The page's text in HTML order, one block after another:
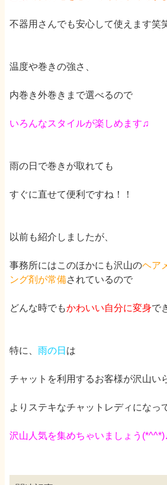
不器用さんでも安心して使えます笑
温度や巻きの強さ、
内巻き外巻き まで選べるので
いろんなスタイルが楽しめます♫
雨の日で巻きが取れても
すぐに直せて便利ですね！！
以前も紹介しましたが、
事務所にはこのほかにも沢山のヘア
ング剤が常備されているので
どんな時でもかわいい自分に変身で
特に、 雨の日 は
チャットを利用するお客様が沢山い
よりステキなチャットレディになっ
沢山人気を集めちゃいましょう(*^^*